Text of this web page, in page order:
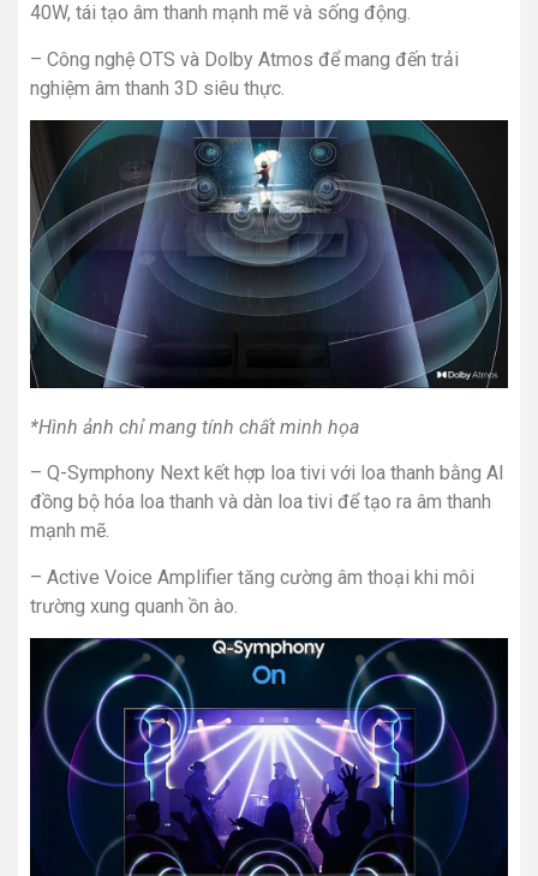
40W, tái tạo âm thanh mạnh mẽ và sống động.
– Công nghệ OTS và Dolby Atmos để mang đến trải
nghiệm âm thanh 3D siêu thực.
*Hình ảnh chỉ mang tính chất minh họa
– Q-Symphony Next kết hợp loa tivi với loa thanh bằng AI
đồng bộ hóa loa thanh và dàn loa tivi để tạo ra âm thanh
mạnh mẽ.
– Active Voice Amplifier tăng cường âm thoại khi môi
trường xung quanh ồn ào.